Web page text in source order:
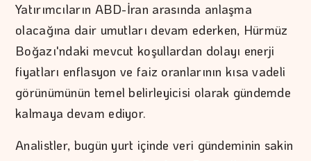
Yatırımcıların ABD-İran arasında anlaşma
olacağına dair umutları devam ederken, Hürmüz
Boğazı'ndaki mevcut koşullardan dolayı enerji
fiyatları enflasyon ve faiz oranlarının kısa vadeli
görünümünün temel belirleyicisi olarak gündemde
kalmaya devam ediyor.
Analistler, bugün yurt içinde veri gündeminin sakin